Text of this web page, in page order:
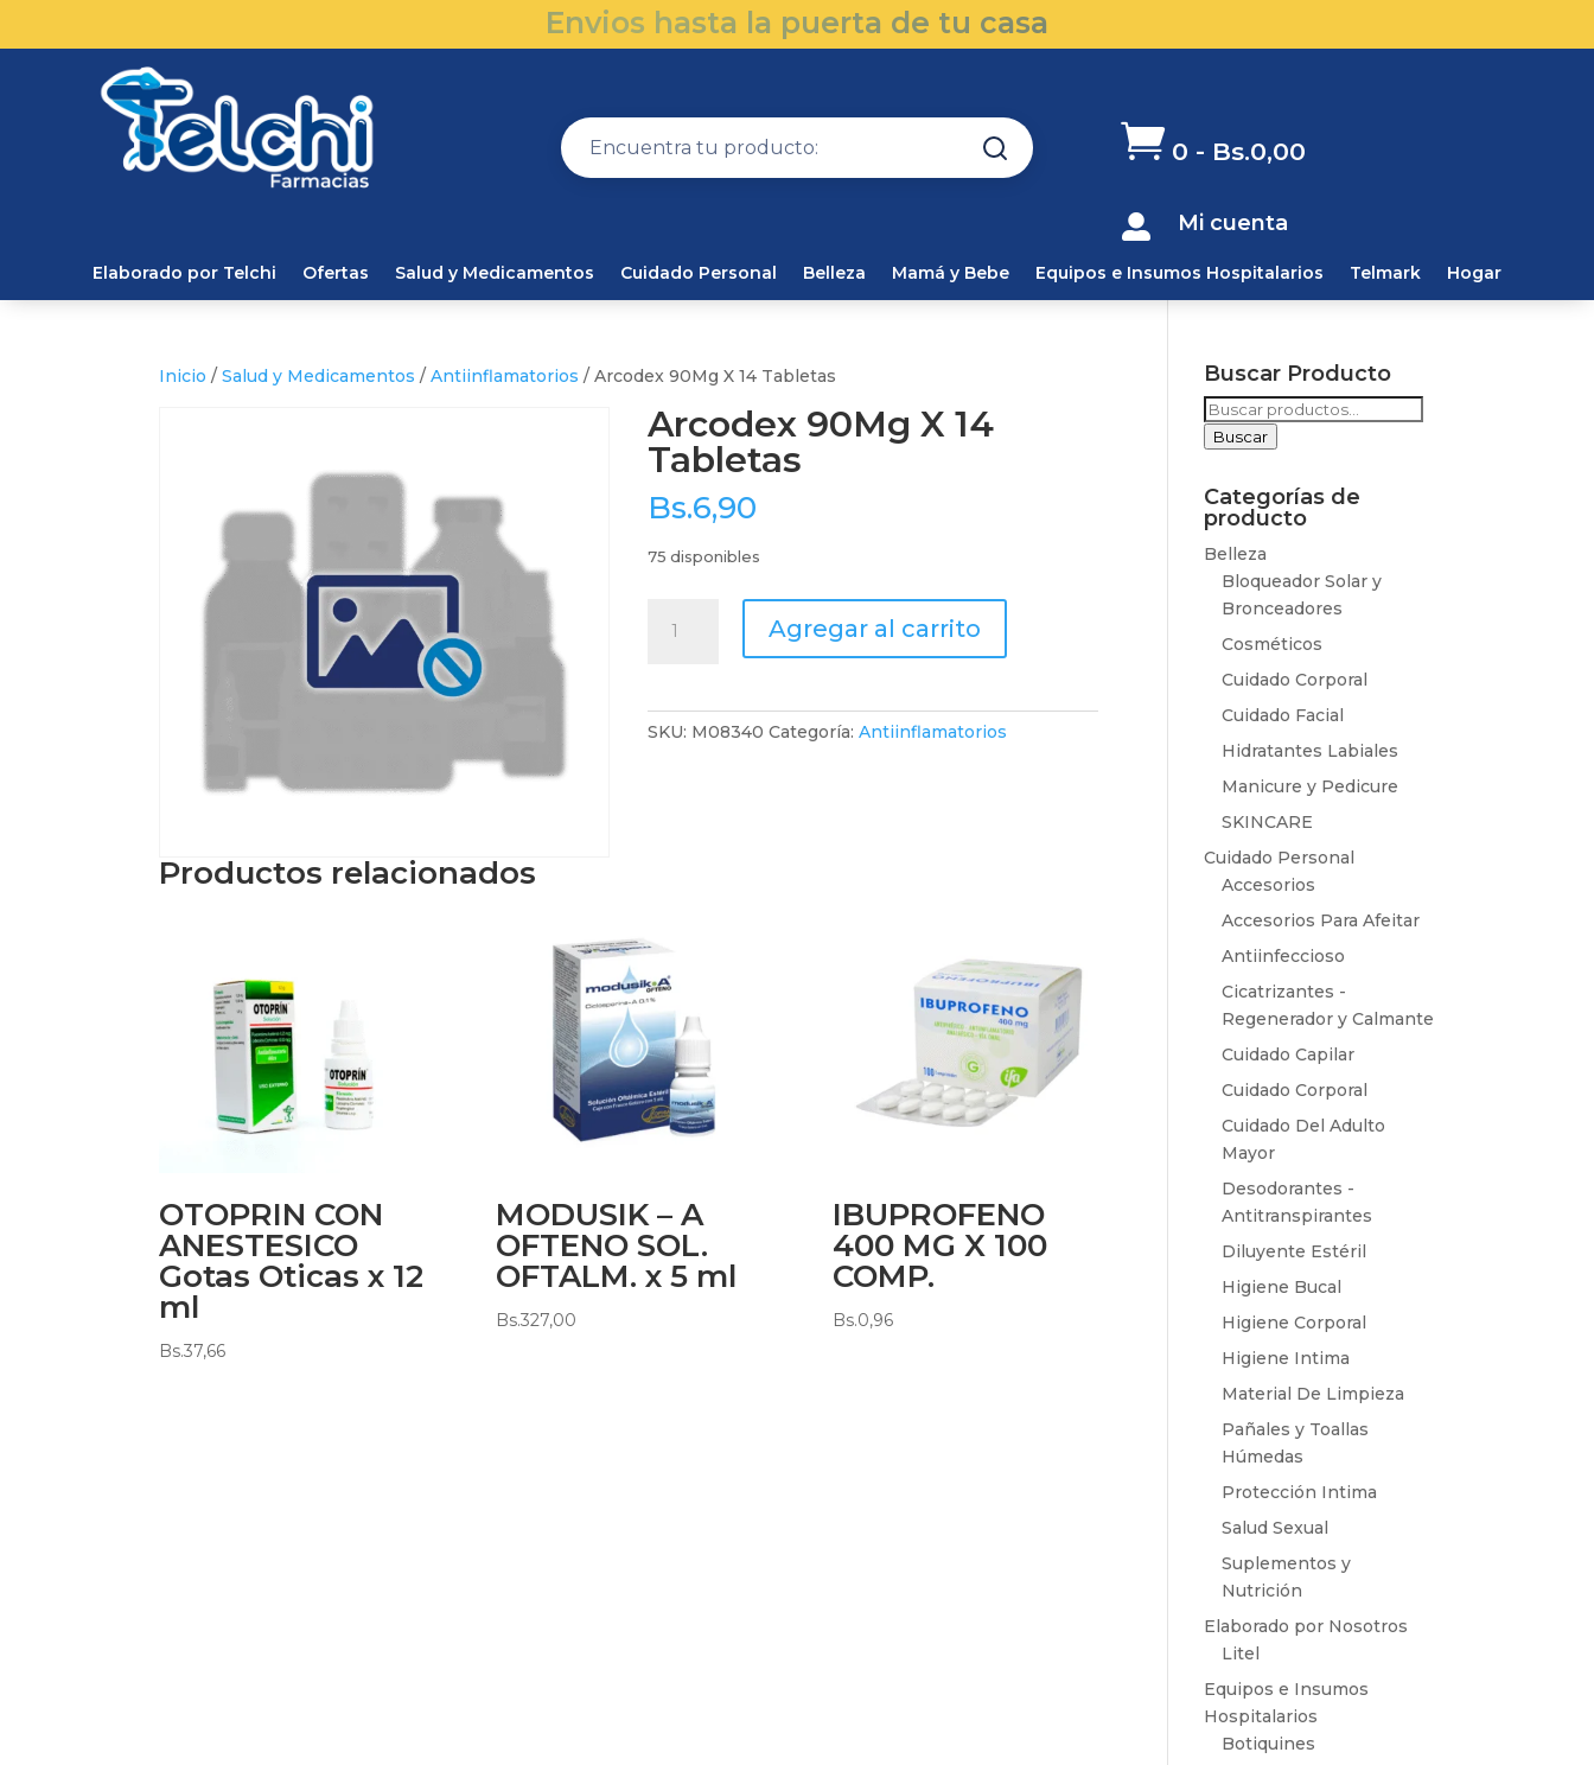
Envios hasta la puerta de tu casa
 0 - Bs.0,00
 Mi cuenta
Elaborado por Telchi Ofertas Salud y Medicamentos Cuidado Personal Belleza Mamá y Bebe Equipos e Insumos Hospitalarios Telmark Hogar
Inicio /Salud y Medicamentos /Antiinflamatorios / Arcodex 90Mg X 14 Tabletas
Arcodex 90Mg X 14
Tabletas
Bs.6,90
75 disponibles
90Mg
Agregar al carrito
SKU: M08340 Categoría:Antiinflamatorios
Productos relacionados
OTOPRIN CON
ANESTESICO
Gotas Oticas x 12
ml
Bs.37,66
MODUSIK – A
OFTENO SOL.
OFTALM. x 5 ml
Bs.327,00
IBUPROFENO
400 MG X 100
COMP.
Bs.0,96
Buscar Producto
Buscar
por:
Buscar
Categorías de
producto
Belleza
Bloqueador Solar y
Bronceadores
Cosméticos
Cuidado Corporal
Cuidado Facial
Hidratantes Labiales
Manicure y Pedicure
SKINCARE
Cuidado Personal
Accesorios
Accesorios Para Afeitar
Antiinfeccioso
Cicatrizantes -
Regenerador y Calmante
Cuidado Capilar
Cuidado Corporal
Cuidado Del Adulto
Mayor
Desodorantes -
Antitranspirantes
Diluyente Estéril
Higiene Bucal
Higiene Corporal
Higiene Intima
Material De Limpieza
Pañales y Toallas
Húmedas
Protección Intima
Salud Sexual
Suplementos y
Nutrición
Elaborado por Nosotros
Litel
Equipos e Insumos
Hospitalarios
Botiquines